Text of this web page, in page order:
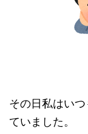
その日私はい
ていました。